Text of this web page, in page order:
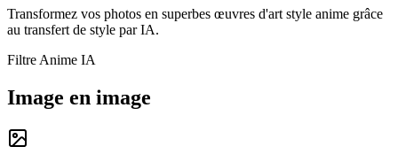
Transformez vos photos en superbes œuvres d'art style anime grâce
au transfert de style par IA.
Filtre Anime IA
Image en image